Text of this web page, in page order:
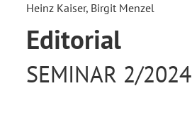
Heinz Kaiser, Birgit Menzel
Editorial
SEMINAR 2/2024